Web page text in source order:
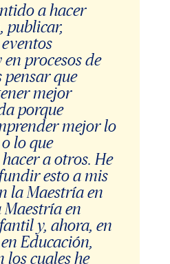
a hacer
publicar,
procesos de
pensar que
mejor
porque
mejor lo
lo que
a otros. He
esto a mis
la Maestría en
Maestría en
y, ahora, en
Educación,
los cuales he